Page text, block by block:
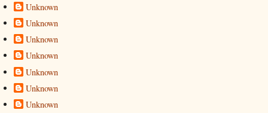
Unknown
Unknown
Unknown
Unknown
Unknown
Unknown
Unknown